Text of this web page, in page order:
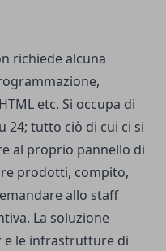
richiede alcuna
etc. Si occupa di
24; tutto ciò di cui ci si
al proprio pannello di
prodotti, compito,
allo staff
La soluzione
e le infrastrutture di